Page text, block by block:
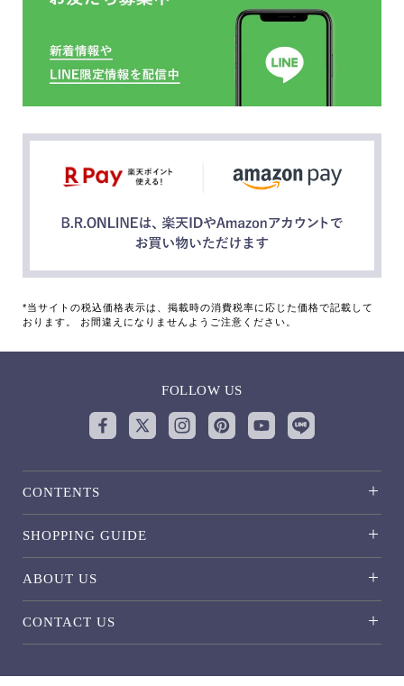
*当サイトの税込価格表示は、掲載時の消費税率に応じた価格で記載して
おります。 お間違えになりませんようご注意ください。
FOLLOW US
CONTENTS
SHOPPING GUIDE
ABOUT US
CONTACT US